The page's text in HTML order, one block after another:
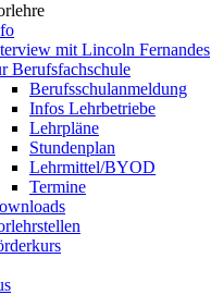
mit Lincoln Fernandes
Berufsfachschule
Berufsschulanmeldung
Infos Lehrbetriebe
Lehrpläne
Stundenplan
Lehrmittel/BYOD
Termine